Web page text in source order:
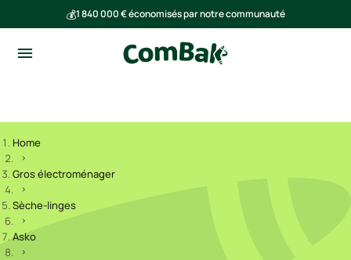
💰1 840 000 € économisés par notre communauté
Home
Gros électroménager
Sèche-linges
Asko